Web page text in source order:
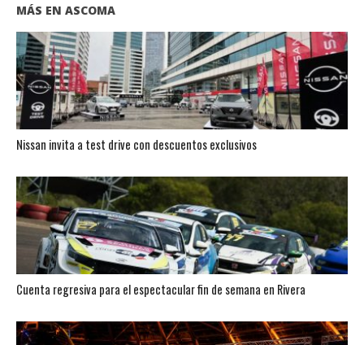
MÁS EN ASCOMA
Nissan invita a test drive con descuentos exclusivos
Cuenta regresiva para el espectacular fin de semana en Rivera